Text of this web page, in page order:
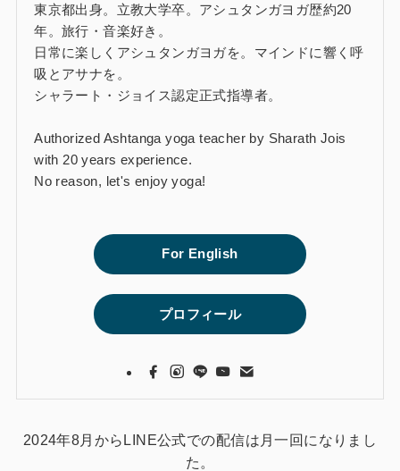
東京都出身。立教大学卒。アシュタンガヨガ歴約20
年。旅行・音楽好き。
日常に楽しくアシュタンガヨガを。マインドに響く呼
吸とアサナを。
シャラート・ジョイス認定正式指導者。
Authorized Ashtanga yoga teacher by Sharath Jois
with 20 years experience.
No reason, let's enjoy yoga!
For English
プロフィール
2024年8月からLINE公式での配信は月一回になりまし
た。